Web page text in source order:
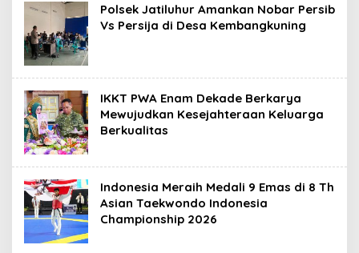
Polsek Jatiluhur Amankan Nobar Persib
Vs Persija di Desa Kembangkuning
IKKT PWA Enam Dekade Berkarya
Mewujudkan Kesejahteraan Keluarga
Berkualitas
Indonesia Meraih Medali 9 Emas di 8 Th
Asian Taekwondo Indonesia
Championship 2026